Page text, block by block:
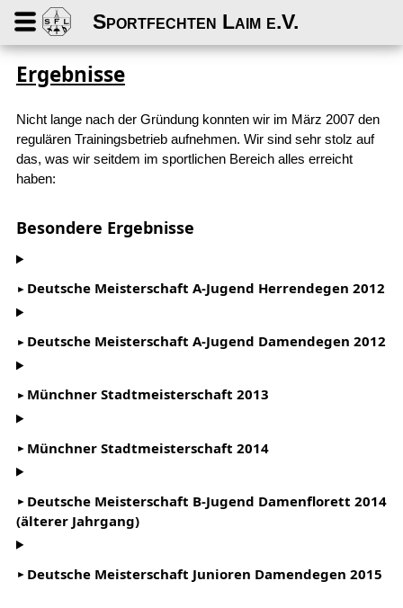
Sportfechten Laim e.V.
Ergebnisse
Nicht lange nach der Gründung konnten wir im März 2007 den
regulären Trainingsbetrieb aufnehmen. Wir sind sehr stolz auf
das, was wir seitdem im sportlichen Bereich alles erreicht
haben:
Besondere Ergebnisse
Deutsche Meisterschaft A-Jugend Herrendegen 2012
Deutsche Meisterschaft A-Jugend Damendegen 2012
Münchner Stadtmeisterschaft 2013
Münchner Stadtmeisterschaft 2014
Deutsche Meisterschaft B-Jugend Damenflorett 2014
(älterer Jahrgang)
Deutsche Meisterschaft Junioren Damendegen 2015